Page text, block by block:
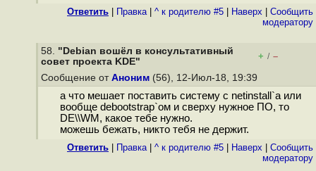
Ответить Правка| ^ к родителю #5 Наверх
Cообщить
модератору
58. "Debian вошёл в консультативный
cовет проекта KDE"
+ / –
Сообщение от Аноним (56), 12-Июл-18, 19:39
а что мешает поставить систему с netinstall`а или
вообще debootstrap`ом и сверху нужное ПО, то
DE\\WM, какое тебе нужно.
можешь бежать, никто тебя не держит.
Ответить Правка| ^ к родителю #5 Наверх
Cообщить
модератору